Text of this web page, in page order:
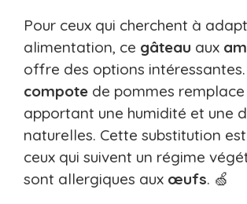
Pour ceux qui cherchent à
alimentation, ce gâteau aux
offre des options
compote de pommes remplace
apportant une humidité et une
naturelles. Cette substitution
ceux qui suivent un régime
sont allergiques aux œufs. 🍏